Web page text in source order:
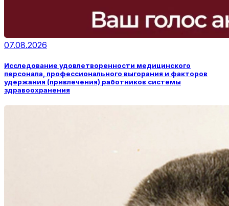
07.08.2026
Исследование удовлетворенности медицинского
персонала, профессионального выгорания и факторов
удержания (привлечения) работников системы
здравоохранения